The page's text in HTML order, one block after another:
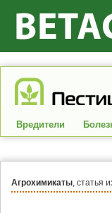
Вредители
Агрохимикаты, статья